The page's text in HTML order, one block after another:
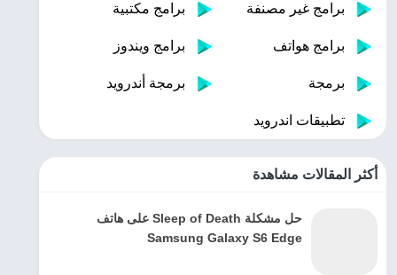
برامج غير مصنفة برامج مكتبية
برامج هواتف برامج ويندوز
برمجة برمجة أندرويد
تطبيقات اندرويد
أكثر المقالات مشاهدة
حل مشكلة Sleep of Death على هاتف
Samsung Galaxy S6 Edge